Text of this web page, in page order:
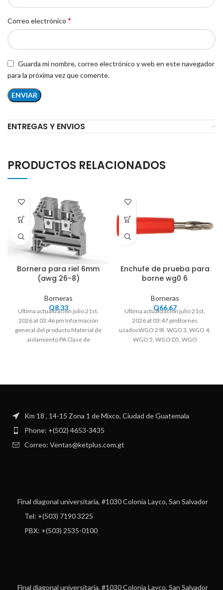
Correo electrónico *
Guarda mi nombre, correo electrónico y web en este navegador
para la próxima vez que comente.
ENTREGAS Y ENVIOS
PRODUCTOS RELACIONADOS
Bornera para riel 6mm
(awg 26-8)
Borneras
Q8.33
Ultima actualización julio 21st,
2026 at 03:46 pm Información
general del producto Material de
aislamiento PA Clase de
Enchufe de prueba para
borne wg0 6
Borneras
Q66.67
Ultima actualización julio 21st,
2026 at 03:47 pmBornes
usadosWGO 2 IR, WGO 3, WGO 4,
WGO 5, WGO D5, WGO
Km 18 , 14-15 Zona 1 de Mixco, Ciudad de Guatemala
Phone: +(502) 4653-3435
Correo: Ventas@ketplus.com.gt
Final diagonal universitaria, #1030 Colonia Layco, San Salvador
Tel: +(503) 7190 3225
PBX: +(503) 2535-0100
Final diagonal universitaria, #1030 Colonia Layco, San Salvador